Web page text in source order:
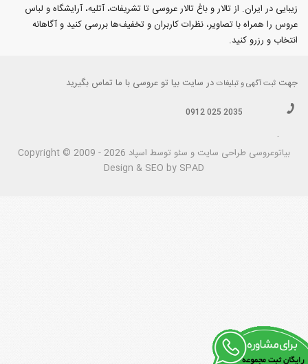
زیبایی در ایران. از تالار و باغ تالار عروسی تا تشریفات، آتلیه، آرایشگاه و لباس
عروس را همراه با تصاویر، نظرات کاربران و تخفیف‌ها بررسی کنید و آگاهانه
انتخاب و رزرو کنید.
جهت ثبت آگهی و تبلیغات در سایت بیا تو عروسی با ما تماس بگیرید
0912 025 2035
.
بیاتوعروسی Copyright © 2009 - 2026 طراحی سايت و سئو توسط اسپاد
Design & SEO by SPAD